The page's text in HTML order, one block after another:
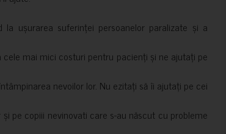
ușurarea suferinței persoanelor paralizate și a
mai mici costuri pentru pacienți și ne ajutați pe
nevoilor lor. Nu ezitați să îi ajutați pe cei
pe copiii nevinovati care s-au născut cu probleme